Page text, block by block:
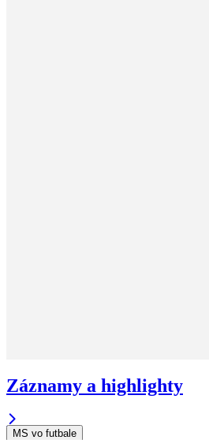
Záznamy a highlighty
MS vo futbale